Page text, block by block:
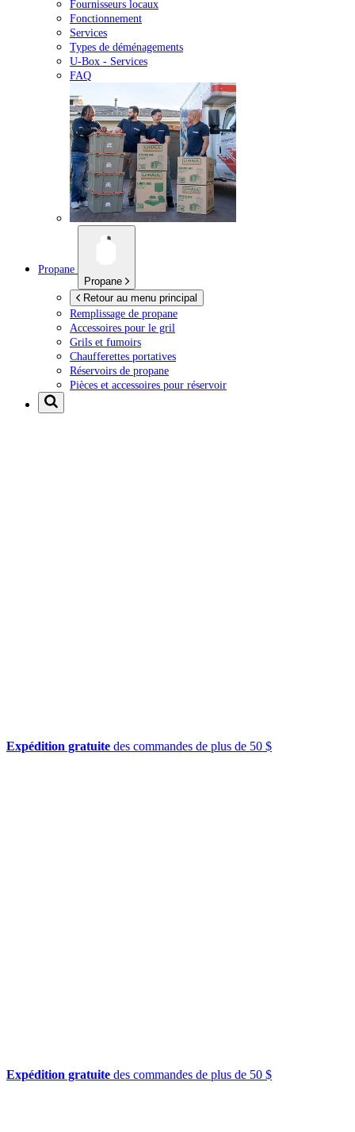
Fournisseurs locaux
Fonctionnement
Services
Types de déménagements
U-Box - Services
FAQ
Propane
Propane
Retour au menu principal
Remplissage de propane
Accessoires pour le gril
Grils et fumoirs
Chaufferettes portatives
Réservoirs de propane
Pièces et accessoires pour réservoir
Expédition gratuite des commandes de plus de 50 $
Expédition gratuite des commandes de plus de 50 $